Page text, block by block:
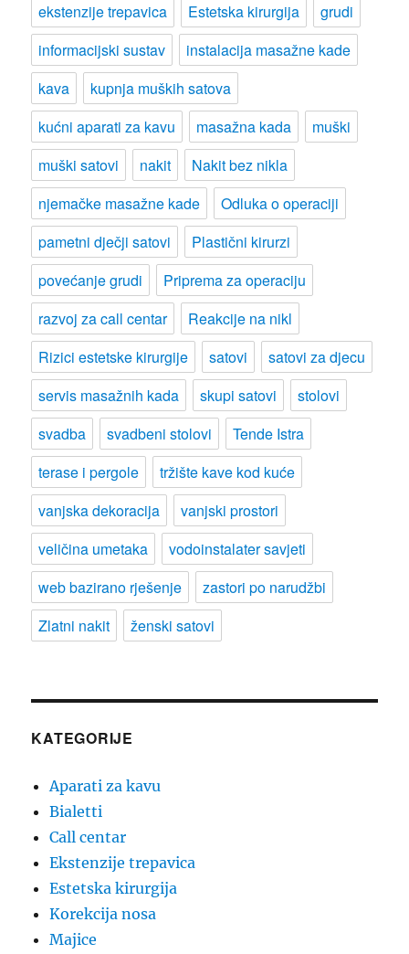
ekstenzije trepavica
Estetska kirurgija
grudi
informacijski sustav
instalacija masažne kade
kava
kupnja muških satova
kućni aparati za kavu
masažna kada
muški
muški satovi
nakit
Nakit bez nikla
njemačke masažne kade
Odluka o operaciji
pametni dječji satovi
Plastični kirurzi
povećanje grudi
Priprema za operaciju
razvoj za call centar
Reakcije na nikl
Rizici estetske kirurgije
satovi
satovi za djecu
servis masažnih kada
skupi satovi
stolovi
svadba
svadbeni stolovi
Tende Istra
terase i pergole
tržište kave kod kuće
vanjska dekoracija
vanjski prostori
veličina umetaka
vodoinstalater savjeti
web bazirano rješenje
zastori po narudžbi
Zlatni nakit
ženski satovi
KATEGORIJE
Aparati za kavu
Bialetti
Call centar
Ekstenzije trepavica
Estetska kirurgija
Korekcija nosa
Majice